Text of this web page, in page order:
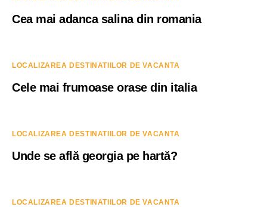
Cea mai adanca salina din romania
LOCALIZAREA DESTINATIILOR DE VACANTA
Cele mai frumoase orase din italia
LOCALIZAREA DESTINATIILOR DE VACANTA
Unde se află georgia pe hartă?
LOCALIZAREA DESTINATIILOR DE VACANTA